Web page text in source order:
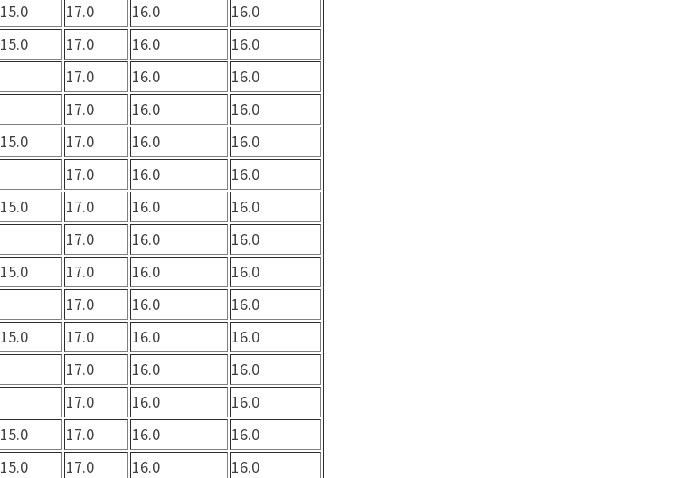
15.0 17.0 16.0
16.0
15.0 17.0 16.0
16.0
17.0 16.0
16.0
17.0 16.0
16.0
15.0 17.0 16.0
16.0
17.0 16.0
16.0
15.0 17.0 16.0
16.0
17.0 16.0
16.0
15.0 17.0 16.0
16.0
17.0 16.0
16.0
15.0 17.0 16.0
16.0
17.0 16.0
16.0
17.0 16.0
16.0
15.0 17.0 16.0
16.0
15.0 17.0 16.0
16.0